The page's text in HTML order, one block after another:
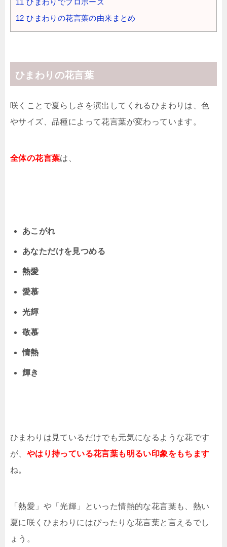
11 ひまわりでプロポーズ
12 ひまわりの花言葉の由来まとめ
ひまわりの花言葉
咲くことで夏らしさを演出してくれるひまわりは、色
やサイズ、品種によって花言葉が変わっています。
全体の花言葉は、
あこがれ
あなただけを見つめる
熱愛
愛慕
光輝
敬慕
情熱
輝き
ひまわりは見ているだけでも元気になるような花です
が、 やはり持っている花言葉も明るい印象をもちます
ね。
「熱愛」や「光輝」といった情熱的な花言葉も、熱い
夏に咲くひまわりにはぴったりな花言葉と言えるでし
ょう。